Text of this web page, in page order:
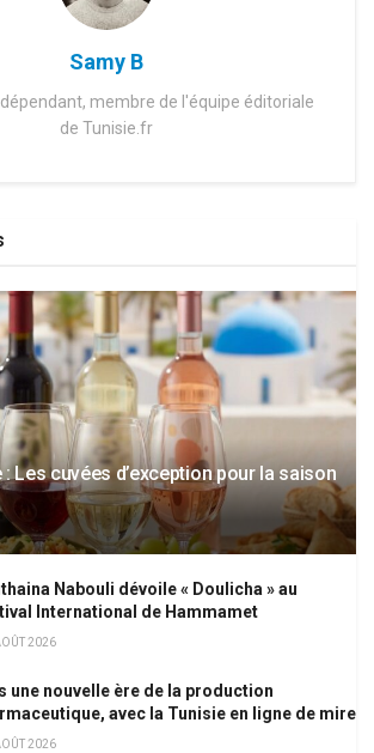
Samy B
membre de l'équipe éditoriale
de Tunisie.fr
Les cuvées d’exception pour la saison
Nabouli dévoile « Doulicha » au
International de Hammamet
2026
une nouvelle ère de la production
avec la Tunisie en ligne de mire
2026